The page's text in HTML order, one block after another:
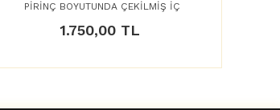
PİRİNÇ BOYUTUNDA ÇEKİLMİŞ İÇ
1.750,00 TL